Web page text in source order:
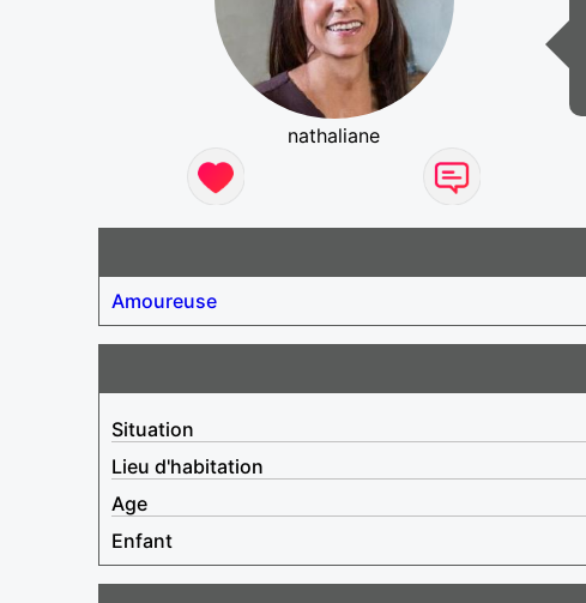
nathaliane
Amoureuse
Situation
Lieu d'habitation
Age
Enfant